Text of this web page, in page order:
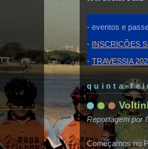
- eventos e
- INSCRIÇÕES
- TRAVESSIA
quinta-
Reportagem por
Começamos no